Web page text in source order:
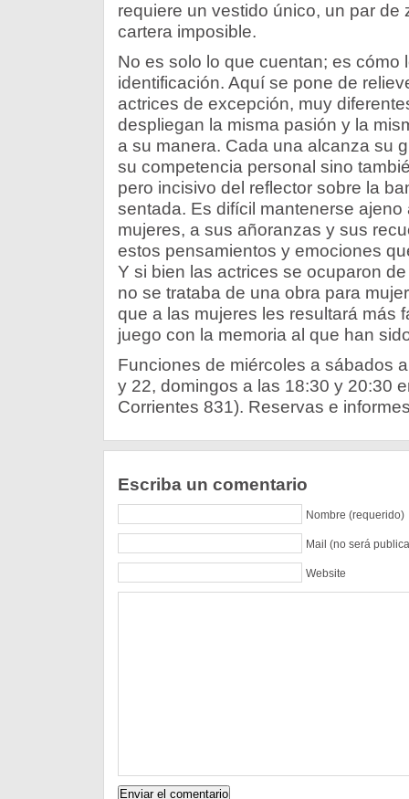
requiere un vestido único, un par de
cartera imposible.
No es solo lo que cuentan; es cómo
identificación. Aquí se pone de
actrices de excepción, muy
despliegan la misma pasión y la
a su manera. Cada una alcanza su
su competencia personal sino
pero incisivo del reflector sobre la
sentada. Es difícil mantenerse
mujeres, a sus añoranzas y sus
estos pensamientos y emociones
Y si bien las actrices se ocuparon
no se trataba de una obra para
que a las mujeres les resultará más
juego con la memoria al que han
Funciones de miércoles a sábados
y 22, domingos a las 18:30 y 20:30
Corrientes 831). Reservas e
Escriba un comentario
Nombre (requerido)
Mail (no será
Website